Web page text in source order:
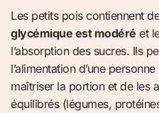
Les petits pois contiennent
glycémique est modéré et
l’absorption des sucres. Ils
l’alimentation d’une
maîtriser la portion et de les
équilibrés (légumes,